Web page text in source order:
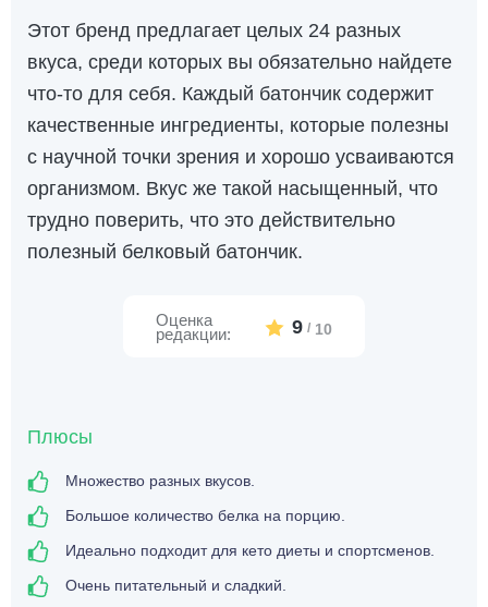
Этот бренд предлагает целых 24 разных
вкуса, среди которых вы обязательно найдете
что-то для себя. Каждый батончик содержит
качественные ингредиенты, которые полезны
с научной точки зрения и хорошо усваиваются
организмом. Вкус же такой насыщенный, что
трудно поверить, что это действительно
полезный белковый батончик.
Оценка
редакции: 9 / 10
Плюсы
Множество разных вкусов.
Большое количество белка на порцию.
Идеально подходит для кето диеты и спортсменов.
Очень питательный и сладкий.